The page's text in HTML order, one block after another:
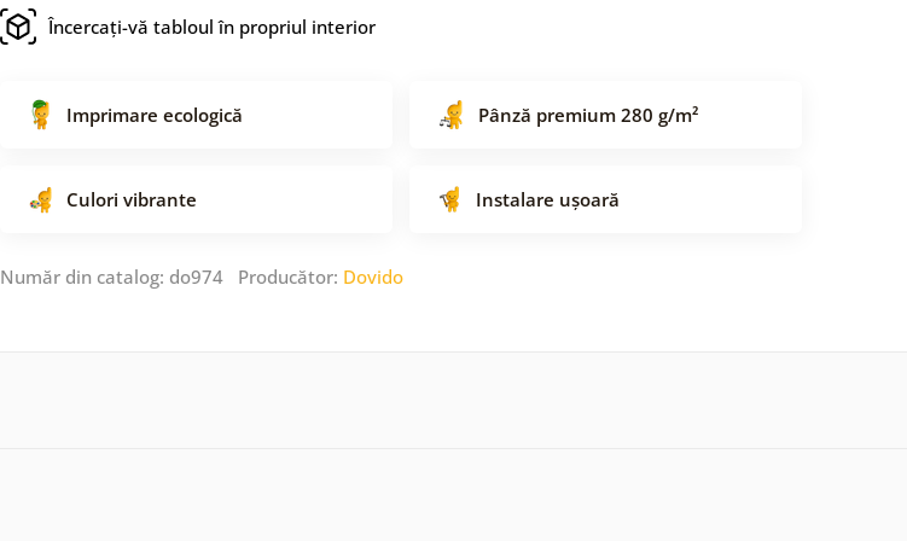
Încercați-vă tabloul în propriul interior
Imprimare ecologică Pânză premium 280 g/m²
Culori vibrante Instalare ușoară
Număr din catalog: do974 Producător: Dovido